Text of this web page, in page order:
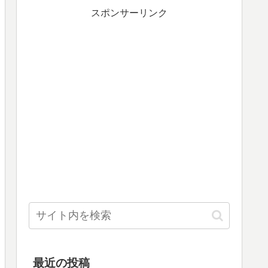
スポンサーリンク
最近の投稿